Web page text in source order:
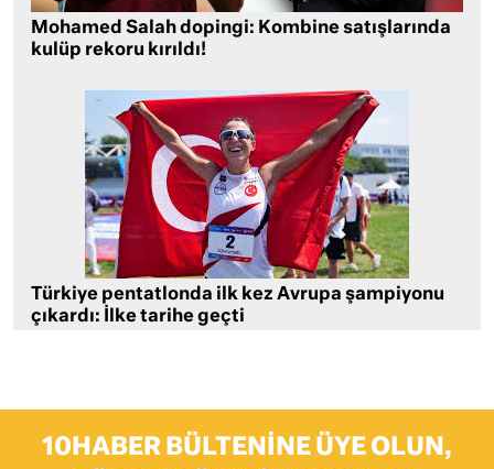
Mohamed Salah dopingi: Kombine satışlarında
kulüp rekoru kırıldı!
Türkiye pentatlonda ilk kez Avrupa şampiyonu
çıkardı: İlke tarihe geçti
10HABER BÜLTENINE ÜYE OLUN,